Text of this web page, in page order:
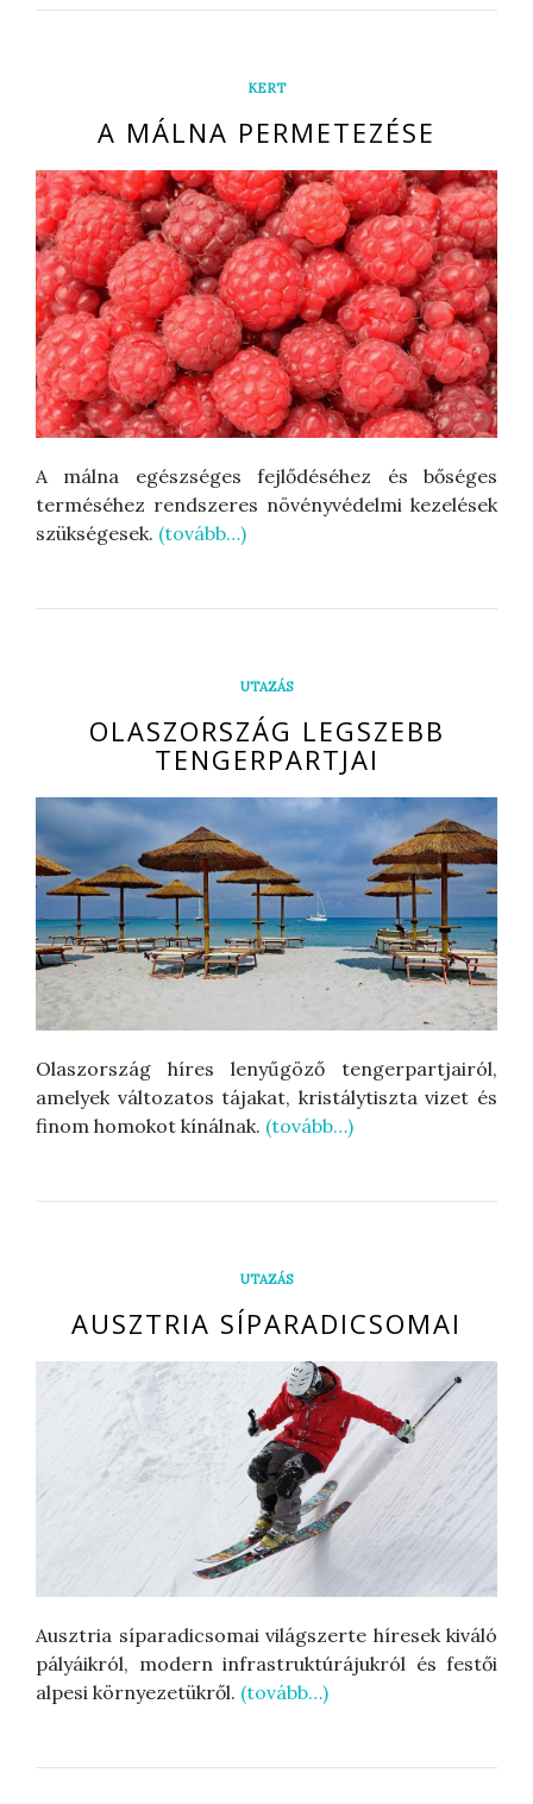
KERT
A MÁLNA PERMETEZÉSE
A málna egészséges fejlődéséhez és bőséges
terméséhez rendszeres növényvédelmi kezelések
szükségesek. (tovább…)
UTAZÁS
OLASZORSZÁG LEGSZEBB
TENGERPARTJAI
Olaszország híres lenyűgöző tengerpartjairól,
amelyek változatos tájakat, kristálytiszta vizet és
finom homokot kínálnak. (tovább…)
UTAZÁS
AUSZTRIA SÍPARADICSOMAI
Ausztria síparadicsomai világszerte híresek kiváló
pályáikról, modern infrastruktúrájukról és festői
alpesi környezetükről. (tovább…)